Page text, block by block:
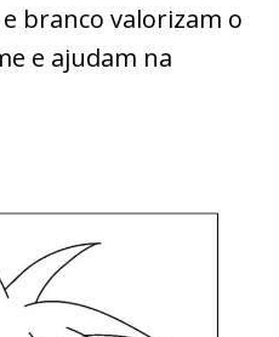
branco valorizam o
e ajudam na